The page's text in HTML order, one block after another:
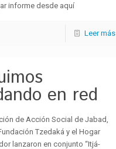
informe desde aquí
Leer más
en red
de Acción Social de Jabad,
Tzedaká y el Hogar
lanzaron en conjunto “Itjá-